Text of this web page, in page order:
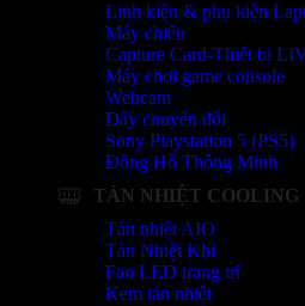
Linh kiện & phụ kiện
Máy chiếu
Capture Card-Thiết bị
Máy chơi game console
Webcam
Dây chuyển đổi
Sony Playstation 5 (PS5)
Đồng Hồ Thông Minh
TẢN NHIỆT COOLING
Tản nhiệt AIO
Tản Nhiệt Khí
Fan LED trang trí
Kem tản nhiệt